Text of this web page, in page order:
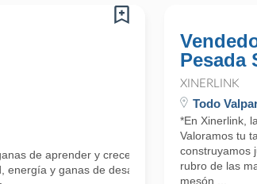
de aprender y crecer?
energía y ganas de desarrollarte
Pesada
XINERLINK
Todo
*En Xinerlink,
Valoramos tu
construyamos
rubro de las
mesón ...